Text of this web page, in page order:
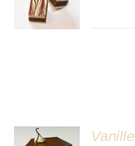
DÉTAILS
Vanille